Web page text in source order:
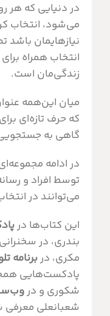
در دنیایی که هر
می‌شود، انتخاب
نیازهایمان
انتخاب همراه
زندگی‌مان است.
میان این‌همه
که حرف تازه‌ای
گاهی به
در ادامه
توسط افراد و
می‌توانند در
این کتاب‌ها در
بندری، در
مکری، دربرنامه
پادکست‌هایی
شکوری و در
شعبانعلی معرفی